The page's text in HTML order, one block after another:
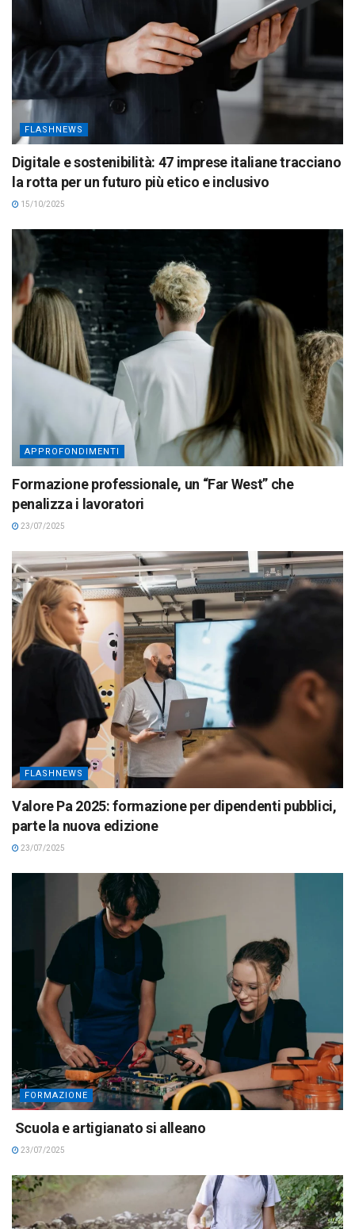
FLASHNEWS
Digitale e sostenibilità: 47 imprese italiane tracciano
la rotta per un futuro più etico e inclusivo
15/10/2025
APPROFONDIMENTI
Formazione professionale, un “Far West” che
penalizza i lavoratori
23/07/2025
FLASHNEWS
Valore Pa 2025: formazione per dipendenti pubblici,
parte la nuova edizione
23/07/2025
FORMAZIONE
Scuola e artigianato si alleano
23/07/2025